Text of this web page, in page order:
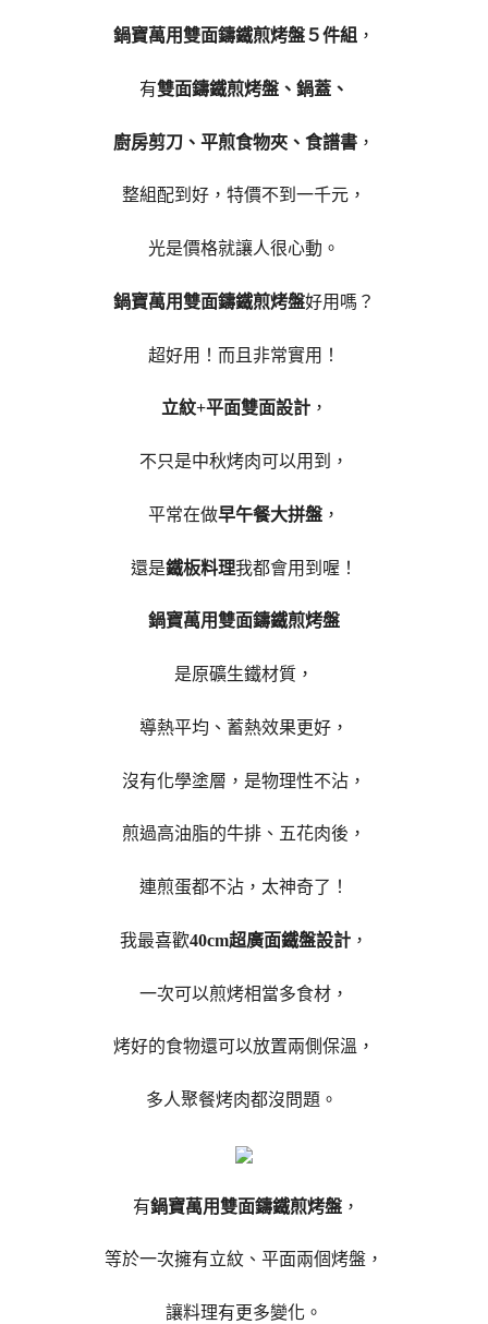
鍋寶萬用雙面鑄鐵煎烤盤５件組 ，
有雙面鑄鐵煎烤盤、鍋蓋、
廚房剪刀、平煎食物夾、食譜書 ，
整組配到好，特價不到一千元，
光是價格就讓人很心動。
鍋寶萬用雙面鑄鐵煎烤盤好用嗎？
超好用！而且非常實用！
立紋+平面雙面設計，
不只是中秋烤肉可以用到，
平常在做早午餐大拼盤 ，
還是鐵板料理我都會用到喔！
鍋寶萬用雙面鑄鐵煎烤盤
是原礦生鐵材質，
導熱平均、蓄熱效果更好，
沒有化學塗層，是物理性不沾，
煎過高油脂的牛排、五花肉後，
連煎蛋都不沾，太神奇了！
我最喜歡40cm超廣面鐵盤設計 ，
一次可以煎烤相當多食材，
烤好的食物還可以放置兩側保溫，
多人聚餐烤肉都沒問題。
有鍋寶萬用雙面鑄鐵煎烤盤 ，
等於一次擁有立紋、平面兩個烤盤，
讓料理有更多變化。